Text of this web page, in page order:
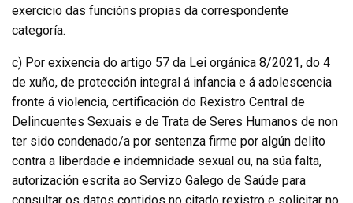
exercicio das funcións propias da correspondente
categoría.
c) Por exixencia do artigo 57 da Lei orgánica 8/2021, do 4
de xuño, de protección integral á infancia e á adolescencia
fronte á violencia, certificación do Rexistro Central de
Delincuentes Sexuais e de Trata de Seres Humanos de non
ter sido condenado/a por sentenza firme por algún delito
contra a liberdade e indemnidade sexual ou, na súa falta,
autorización escrita ao Servizo Galego de Saúde para